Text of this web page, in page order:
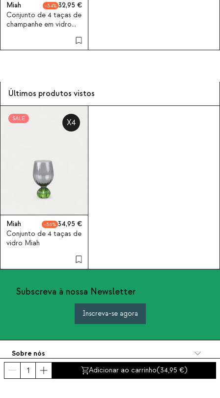
Adicionar ao carrinho(34,95 )
Miah 34
32,95
Conjunto de 4 taças de
champanhe em vidro
Últimos produtos vistos
SALE X4
Miah 36
34,95
Conjunto de 4 taças de
vidro Miah
Subscreva à nossa Newsletter
Inscreva-se agora
Sobre nós
Categorias
Contacto e ajuda